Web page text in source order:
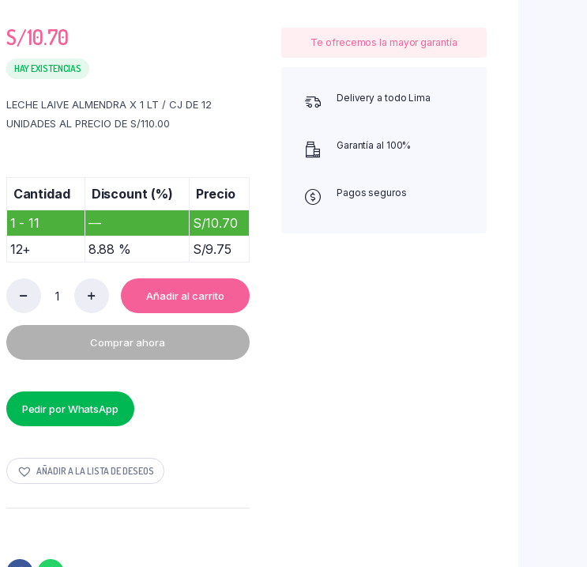
S/10.70
HAY EXISTENCIAS
LECHE LAIVE ALMENDRA X 1 LT / CJ DE 12
UNIDADES AL PRECIO DE S/110.00
Cantidad Discount (%)
Precio
1 - 11
— S/10.70
12+
8.88 % S/9.75
ALMENDRA
quantity
Añadir al carrito
Comprar ahora
Pedir por WhatsApp
AÑADIR A LA LISTA DE DESEOS
Te ofrecemos la mayor garantía
Delivery a todo Lima
Garantía al 100%
Pagos seguros